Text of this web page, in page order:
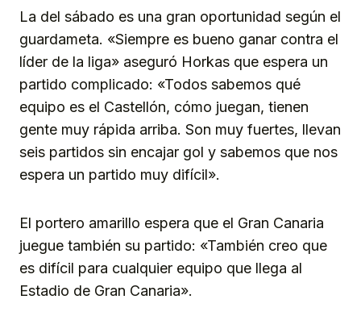
La del sábado es una gran oportunidad según el
guardameta. «Siempre es bueno ganar contra el
líder de la liga» aseguró Horkas que espera un
partido complicado: «Todos sabemos qué
equipo es el Castellón, cómo juegan, tienen
gente muy rápida arriba. Son muy fuertes, llevan
seis partidos sin encajar gol y sabemos que nos
espera un partido muy difícil».
El portero amarillo espera que el Gran Canaria
juegue también su partido: «También creo que
es difícil para cualquier equipo que llega al
Estadio de Gran Canaria».